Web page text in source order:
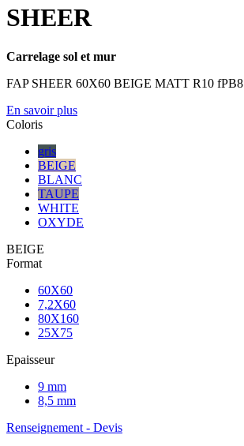
SHEER
Carrelage sol et mur
FAP SHEER 60X60 BEIGE MATT R10 fPB8
En savoir plus
Coloris
gris
BEIGE
BLANC
TAUPE
WHITE
OXYDE
BEIGE
Format
60X60
7,2X60
80X160
25X75
Epaisseur
9 mm
8,5 mm
Renseignement - Devis